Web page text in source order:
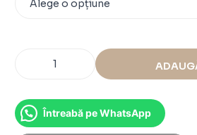
Întreabă pe WhatsApp